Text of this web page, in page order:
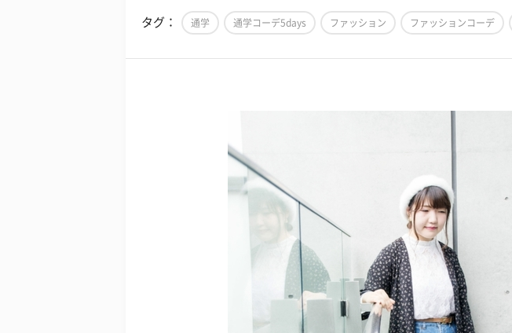
タグ： 通学 通学コーデ5days ファッション ファッションコーデ